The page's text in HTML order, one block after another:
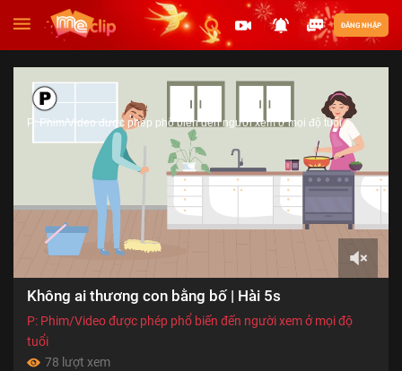
ĐĂNG NHẬP
P: Phim/Video được phép phổ biến đến người xem ở mọi độ tuổi
Không ai thương con bằng bố | Hài 5s
P: Phim/Video được phép phổ biến đến người xem ở mọi độ
tuổi
78 lượt xem